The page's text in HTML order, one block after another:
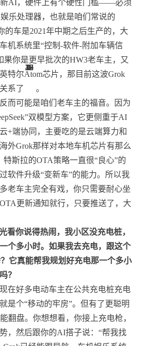
39
3
1
23
19
18
16
16
7
17
48
新AI，硬件上有个硬性门槛——必须
乐处理器，也就是咱们常说的
10
的车是2021年中期之后生产的，大
机系统里“控制-软件-附加车辆信
4
果你是更早批次的HW3老车主，又
特尔Atom芯片，那目前这波Grok
系了
32
。
而可能是咱们老车主的福音。因为
双模型方案，它更侧重于AI
+端协同，主要吃的是云端算力和
外Grok那样对本地车机芯片有那么
17
18
特斯拉的OTA策略一直很“良心”的
软件升级“变新车”的能力。所以我
老车主完全有戏，你只需要耐心坐
更新通知就行，只要推送了，大
看你说得热闹，我小区没充电桩，
个多小时。如果我去充电，跟这个
它真能帮我规划好充电那一个多小
？
在好多电动车主在公共充电桩充电
是个“移动的牢房”。但有了更聪明
翻盘。你想想看，你接上充电枪，
，然后跟你的AI搭子说：“帮我找
16
1
18